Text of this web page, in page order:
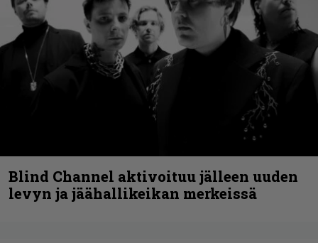
Blind Channel aktivoituu jälleen uuden
levyn ja jäähallikeikan merkeissä